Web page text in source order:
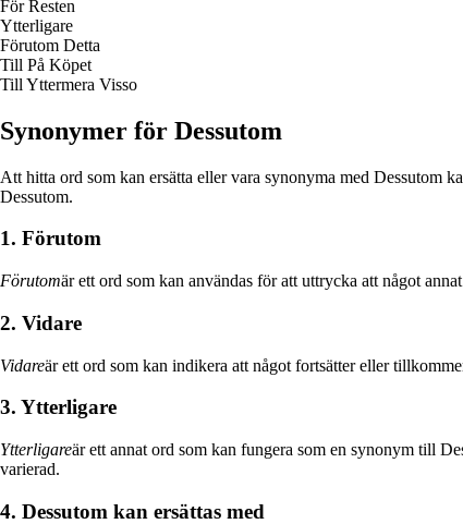
För Resten
Ytterligare
Förutom Detta
Till På Köpet
Till Yttermera Visso
Synonymer för Dessutom
Att hitta ord som kan ersätta eller vara synonyma med Dessutom
Dessutom.
1. Förutom
Förutomär ett ord som kan användas för att uttrycka att något
2. Vidare
Vidareär ett ord som kan indikera att något fortsätter eller
3. Ytterligare
Ytterligareär ett annat ord som kan fungera som en synonym till
varierad.
4. Dessutom kan ersättas med